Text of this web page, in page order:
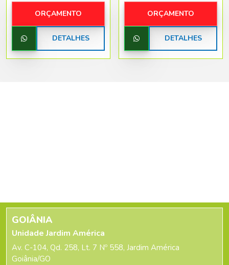
ORÇAMENTO
DETALHES
ORÇAMENTO
DETALHES
GOIÂNIA
Unidade Jardim América
Av. C-104, Qd. 258, Lt. 7 Nº 558, Jardim América
Goiânia/GO